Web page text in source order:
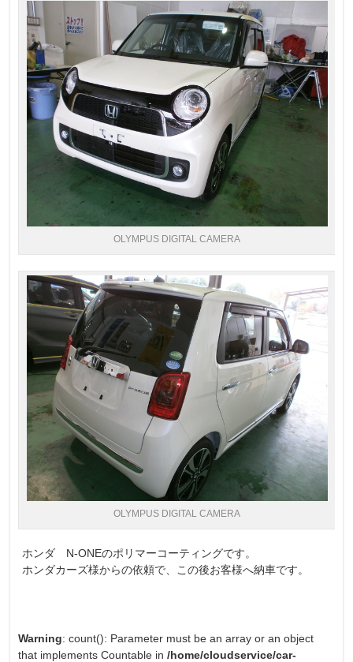
OLYMPUS DIGITAL CAMERA
OLYMPUS DIGITAL CAMERA
ホンダ N-ONEのポリマーコーティングです。
ホンダカーズ様からの依頼で、この後お客様へ納車です。
Warning: count(): Parameter must be an array or an object
that implements Countable in/home/cloudservice/car-